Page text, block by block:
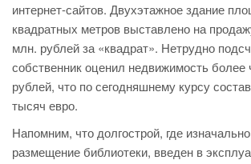
интернет-сайтов. Двухэтажное здание
квадратных метров выставлено на
млн. рублей за «квадрат». Нетрудно
собственник оценил недвижимость
рублей, что по сегодняшнему курсу
тысяч евро.
Напомним, что долгострой, где
размещение библиотеки, введен в